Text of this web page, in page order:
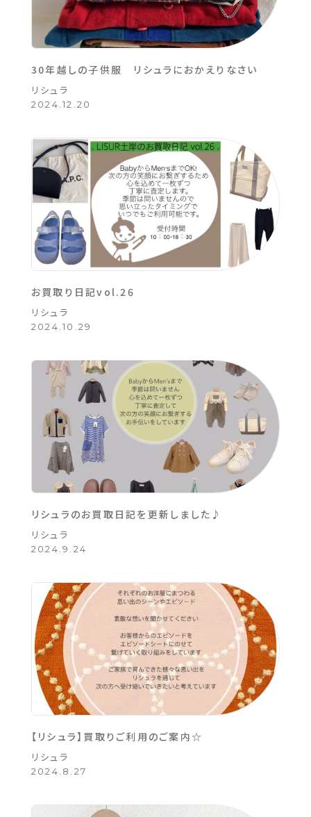
30年越しの子供服 リシュラにおかえりなさい
リシュラ
2024.12.20
お買取り日記vol.26
リシュラ
2024.10.29
リシュラのお買取日記を更新しました♪
リシュラ
2024.9.24
【リシュラ】買取りご利用のご案内☆
リシュラ
2024.8.27